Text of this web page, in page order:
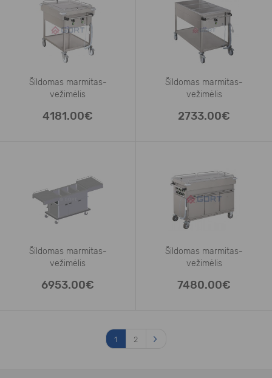
Šildomas marmitas-
vežimėlis
4181.00€
Šildomas marmitas-
vežimėlis
2733.00€
Šildomas marmitas-
vežimėlis
6953.00€
Šildomas marmitas-
vežimėlis
7480.00€
1 2